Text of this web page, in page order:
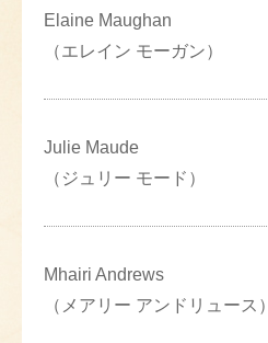
Elaine Maughan
（エレイン モーガン）
Julie Maude
（ジュリー モード）
Mhairi Andrews
（メアリー アンドリュース）